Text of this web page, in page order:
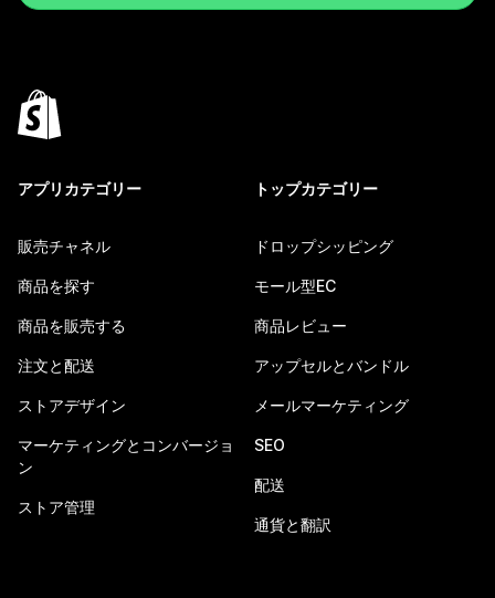
アプリカテゴリー
販売チャネル
商品を探す
商品を販売する
注文と配送
ストアデザイン
マーケティングとコンバージョ
ン
ストア管理
トップカテゴリー
ドロップシッピング
モール型EC
商品レビュー
アップセルとバンドル
メールマーケティング
SEO
配送
通貨と翻訳